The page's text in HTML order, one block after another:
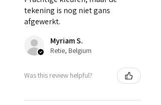
tekening is nog niet gans
afgewerkt.
Myriam S.
Retie, Belgium
Was this review helpful?